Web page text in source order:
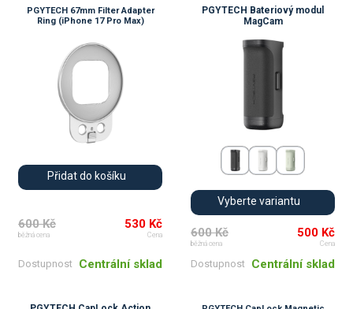
PGYTECH 67mm Filter Adapter
Ring (iPhone 17 Pro Max)
Přidat do košíku
600 Kč
běžná cena
530 Kč
Cena
Dostupnost Centrální sklad
PGYTECH Bateriový modul
MagCam
Vyberte variantu
600 Kč
běžná cena
500 Kč
Cena
Dostupnost Centrální sklad